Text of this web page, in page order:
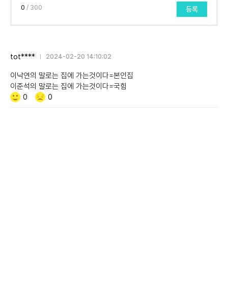
0 / 300 등록
tot**** 2024-02-20 14:10:02
이낙연의 말로는 집에 가는것이다=본인집
이준석의 말로는 집에 가는것이다=국힘
Like/Dislike
공
0
비
0